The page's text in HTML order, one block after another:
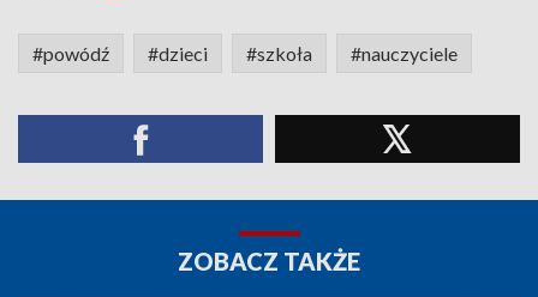
#powódź #dzieci #szkoła #nauczyciele
ZOBACZ TAKŻE